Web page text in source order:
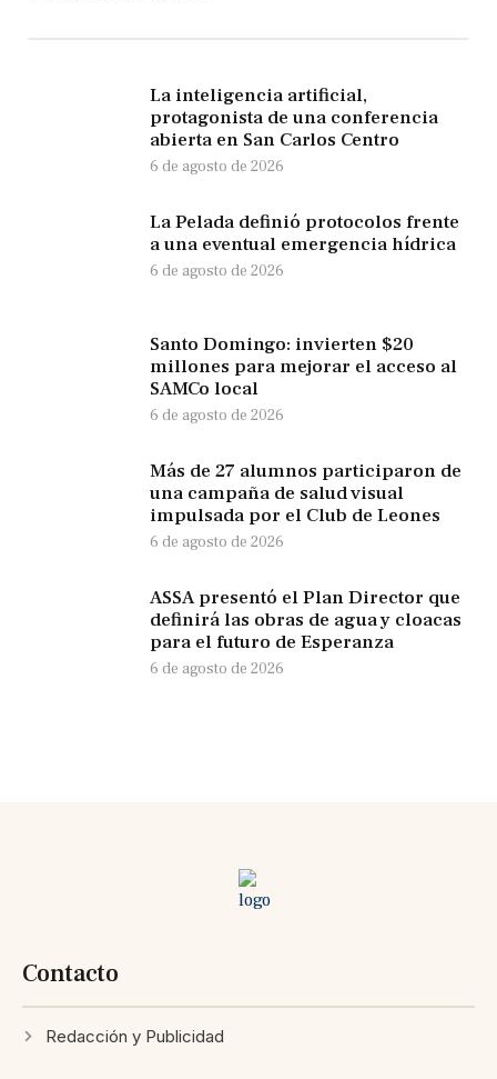
La inteligencia artificial,
protagonista de una conferencia
abierta en San Carlos Centro
6 de agosto de 2026
La Pelada definió protocolos frente
a una eventual emergencia hídrica
6 de agosto de 2026
Santo Domingo: invierten $20
millones para mejorar el acceso al
SAMCo local
6 de agosto de 2026
Más de 27 alumnos participaron de
una campaña de salud visual
impulsada por el Club de Leones
6 de agosto de 2026
ASSA presentó el Plan Director que
definirá las obras de agua y cloacas
para el futuro de Esperanza
6 de agosto de 2026
Contacto
Redacción y Publicidad